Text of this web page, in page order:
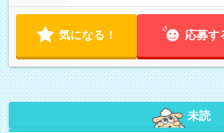
気になる！ 応募す
未読